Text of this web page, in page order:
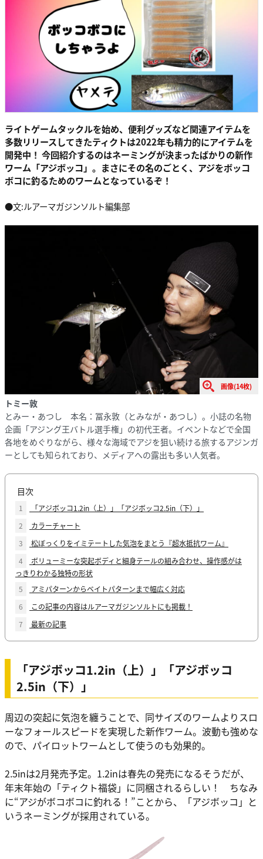
ライトゲームタックルを始め、便利グッズなど関連アイテムを
多数リリースしてきたティクトは2022年も精力的にアイテムを
開発中！ 今回紹介するのはネーミングが決まったばかりの新作
ワーム「アジボッコ」。まさにその名のごとく、アジをボッコ
ボコに釣るためのワームとなっているぞ！
●文:ルアーマガジンソルト編集部
画像(14枚)
トミー敦
とみー・あつし 本名：冨永敦（とみなが・あつし）。小誌の名物
企画「アジング王バトル選手権」の初代王者。イベントなどで全国
各地をめぐりながら、様々な海域でアジを狙い続ける旅するアジンガ
ーとしても知られており、メディアへの露出も多い人気者。
目次
1
「アジボッコ1.2in（上）」「アジボッコ2.5in（下）」
2
カラーチャート
3
松ぼっくりをイミテートした気泡をまとう『超水抵抗ワーム』
4
ボリューミーな突起ボディと細身テールの組み合わせ、操作感がは
っきりわかる独特の形状
5
アミパターンからベイトパターンまで幅広く対応
6
この記事の内容はルアーマガジンソルトにも掲載！
7
最新の記事
「アジボッコ1.2in（上）」「アジボッコ
2.5in（下）」
周辺の突起に気泡を纏うことで、同サイズのワームよりスロ
ーなフォールスピードを実現した新作ワーム。波動も強めな
ので、パイロットワームとして使うのも効果的。
2.5inは2月発売予定。1.2inは春先の発売になるそうだが、
年末年始の「ティクト福袋」に同梱されるらしい！ ちなみ
に“アジがボコボコに釣れる！”ことから、「アジボッコ」と
いうネーミングが採用されている。